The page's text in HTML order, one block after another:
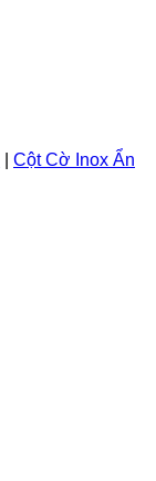
Cột Cờ Inox Ẩn